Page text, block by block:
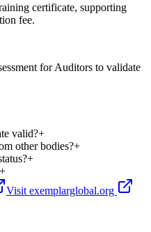
certificate, supporting
fee.
for Auditors to validate
valid?+
other bodies?+
+
Visit exemplarglobal.org